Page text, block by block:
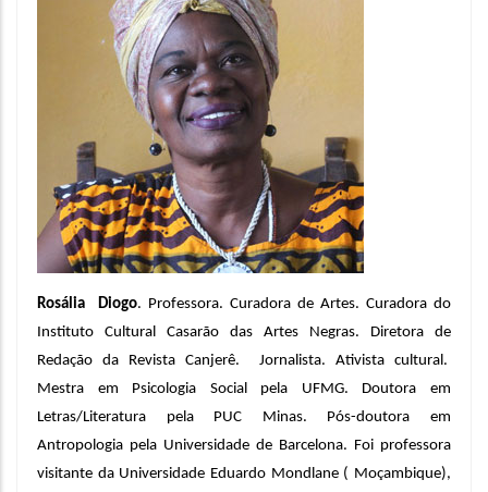
Rosália  Diogo. Professora. Curadora de Artes. Curadora do
Instituto Cultural Casarão das Artes Negras. Diretora de
Redação da Revista Canjerê.  Jornalista. Ativista cultural.
Mestra em Psicologia Social pela UFMG. Doutora em
Letras/Literatura pela PUC Minas. Pós-doutora em
Antropologia pela Universidade de Barcelona. Foi professora
visitante da Universidade Eduardo Mondlane ( Moçambique),